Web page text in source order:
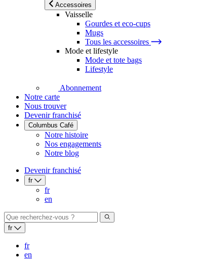
Accessoires
Vaisselle
Gourdes et eco-cups
Mugs
Tous les accessoires
Mode et lifestyle
Mode et tote bags
Lifestyle
Abonnement
Notre carte
Nous trouver
Devenir franchisé
Columbus Café
Notre histoire
Nos engagements
Notre blog
Devenir franchisé
fr
fr
en
fr
fr
en